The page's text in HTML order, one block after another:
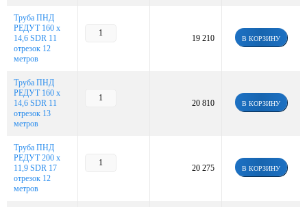
Труба ПНД
РЕДУТ 160 х
14,6 SDR 11
отрезок 12
метров
19 210 В КОРЗИНУ
Труба ПНД
РЕДУТ 160 х
14,6 SDR 11
отрезок 13
метров
20 810 В КОРЗИНУ
Труба ПНД
РЕДУТ 200 х
11,9 SDR 17
отрезок 12
метров
20 275 В КОРЗИНУ